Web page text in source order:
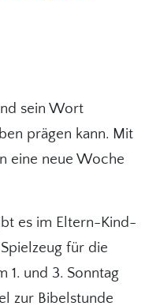
sein Wort
prägen kann. Mit
eine neue Woche
es im Eltern-Kind-
für die
1. und 3. Sonntag
zur Bibelstunde